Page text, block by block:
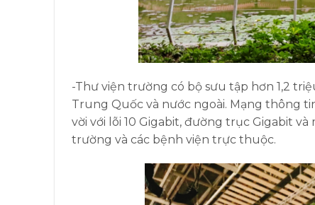
-Thư viện trường có bộ sưu tập hơn 1,2
Trung Quốc và nước ngoài. Mạng thông
vời với lõi 10 Gigabit, đường trục Gigabit
trường và các bệnh viện trực thuộc.